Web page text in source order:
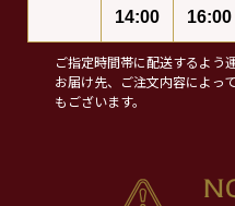
14:00
16:00
ご指定時間帯に配送するよう
お届け先、ご注文内容によっ
もございます。